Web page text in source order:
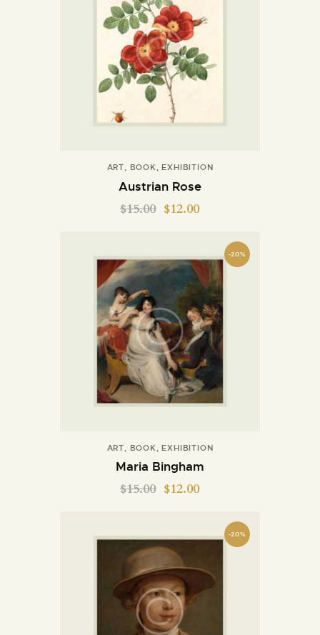
ART, BOOK ,EXHIBITION
Austrian Rose
$15.00 $12.00
-20%
ART BOOK ,EXHIBITION
Maria Bingham
$15.00 $12.00
-20%